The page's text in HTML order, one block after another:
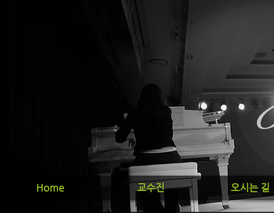
Home 교수진 오시는 길